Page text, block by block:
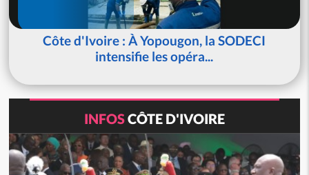
Côte d'Ivoire : À Yopougon, la SODECI
intensifie les opéra...
INFOSCÔTE D'IVOIRE